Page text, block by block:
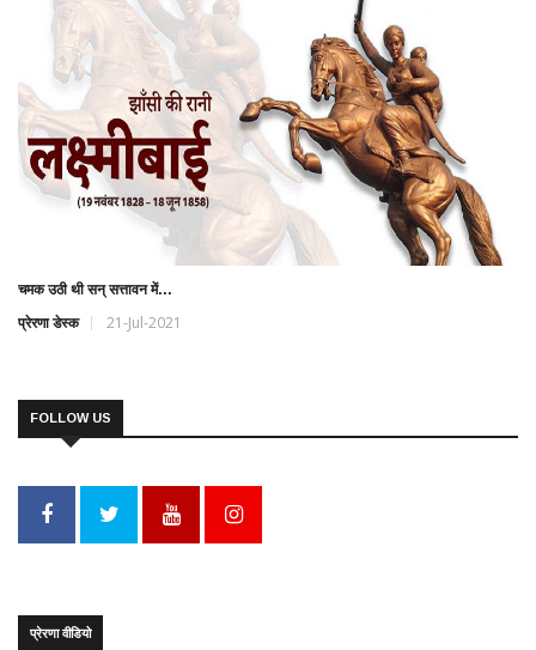
चमक उठी थी सन् सत्तावन में...
प्रेरणा डेस्क 21-Jul-2021
FOLLOW US
प्रेरणा वीडियो